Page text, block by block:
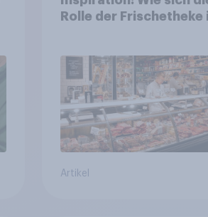
Rolle der Frischetheke
Artikel